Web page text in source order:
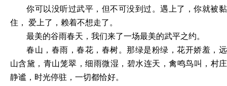
你可以没听过武平，但不可没到过。遇上了，你就被黏
住，
爱上了，赖着不想走了。
最美的谷雨春天，我们来了一场最美的武平之约。
春山，春雨，春花，春树。那绿是粉绿，花开娇羞，远
山含黛，青山笼翠，细雨微湿，碧水连天，禽鸣鸟叫，村庄
静谧，时光停驻，一切都恰好。